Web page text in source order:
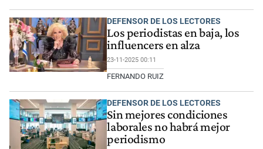
DEFENSOR DE LOS LECTORES
Los periodistas en baja, los
influencers en alza
23-11-2025 00:11
FERNANDO RUIZ
DEFENSOR DE LOS LECTORES
Sin mejores condiciones
laborales no habrá mejor
periodismo